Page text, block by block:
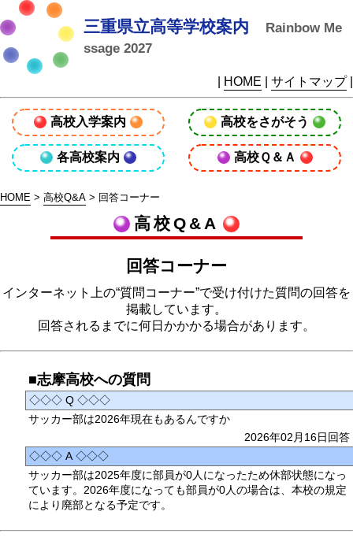
三重県立高等学校案内
Rainbow Me
ssage 2027
HOME サイトマップ|
高校入学案内 高校をさがそう
各高校案内 高校Ｑ＆Ａ
HOME > 高校Q&A > 回答コーナー
高校Q&A
回答コーナー
インターネット上の“質問コーナー”で受け付けた質問の回答を
掲載しています。
回答されるまでに何日かかかる場合があります。
■志摩高校への質問
◇◇◇ Q ◇◇◇
サッカー部は2026年現在もあるんですか
2026年02月16日回答
◇◇◇ A ◇◇◇
サッカー部は2025年度に部員が0人になったため休部状態になっ
ています。2026年度になっても部員が0人の場合は、本校の規定
により廃部となる予定です。